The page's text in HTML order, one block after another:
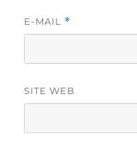
E-MAIL *
SITE WEB